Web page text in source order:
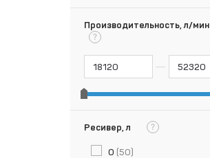
Производительность, л/мин
?
Ресивер, л ?
0 (50)